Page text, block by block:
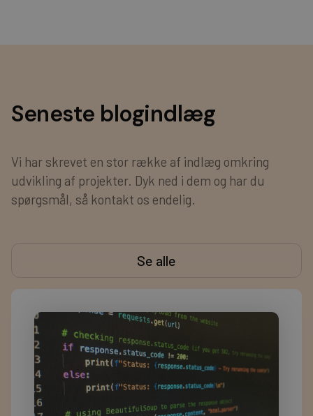
Seneste blogindlæg
Vi har skrevet en stor række af indlæg omkring
udvikling af projekter. Dyk ned i dem og har du
spørgsmål, så kontakt os endelig.
Se alle